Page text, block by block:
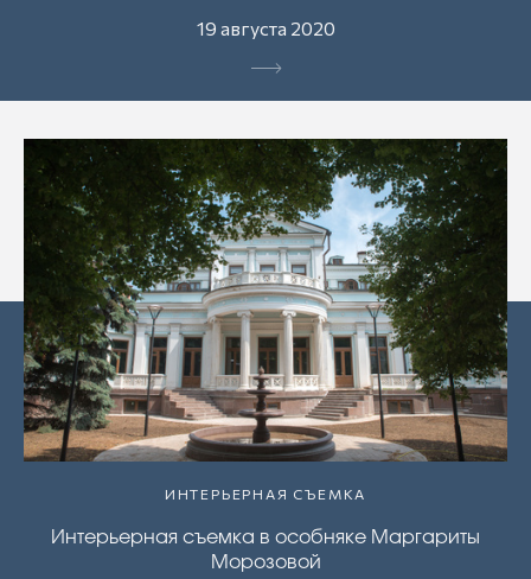
19 августа 2020
ИНТЕРЬЕРНАЯ СЪЕМКА
Интерьерная съемка в особняке Маргариты
Морозовой